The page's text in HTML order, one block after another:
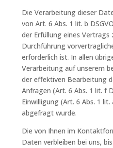
Die Verarbeitung dieser
von Art. 6 Abs. 1 lit. b
der Erfüllung eines
Durchführung
erforderlich ist. In allen
Verarbeitung auf unserem
der effektiven Bearbeitung
Anfragen (Art. 6 Abs. 1 lit. f
Einwilligung (Art. 6 Abs. 1
abgefragt wurde.
Die von Ihnen im
Daten verbleiben bei uns,